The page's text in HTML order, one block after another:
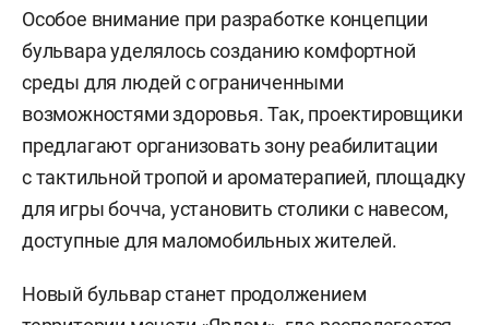
Особое внимание при разработке концепции
бульвара уделялось созданию комфортной
среды для людей с ограниченными
возможностями здоровья. Так, проектировщики
предлагают организовать зону реабилитации
с тактильной тропой и ароматерапией, площадку
для игры бочча, установить столики с навесом,
доступные для маломобильных жителей.
Новый бульвар станет продолжением